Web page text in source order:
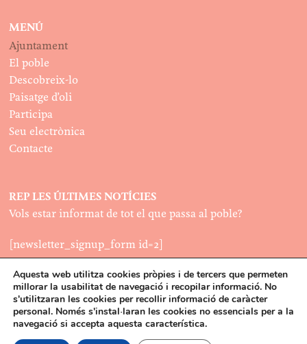
MENÚ
Ajuntament
El poble
Descobreix-lo
Paisatge d’oli
Participa
Seu electrònica
Contacte
REP LES ÚLTIMES NOTÍCIES
Vols estar informat de tot el que passa al poble?
[newsletter_signup_form id=2]
LEGAL
Política de cookies
©2022
Disseny:
Aquesta web utilitza cookies pròpies i de tercers que permeten
millorar la usabilitat de navegació i recopilar informació. No
s'utilitzaran les cookies per recollir informació de caràcter
personal. Només s'instal·laran les cookies no essencials per a la
navegació si accepta aquesta característica.